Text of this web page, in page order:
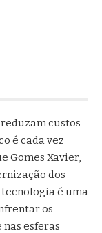
custos
é cada vez
Gomes Xavier,
dos
é uma
os
esferas